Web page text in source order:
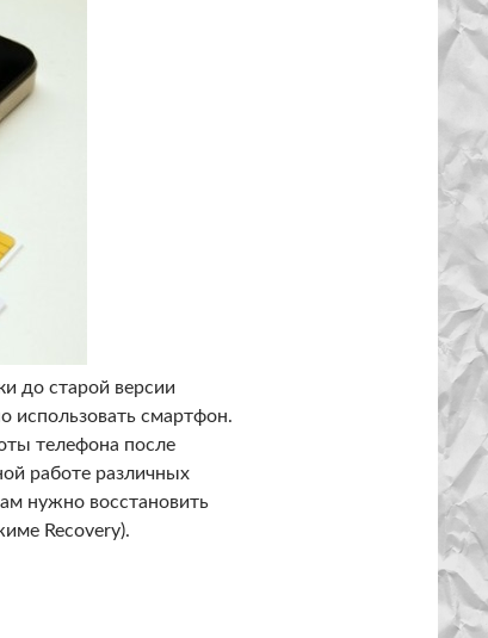
до старой версии
использовать смартфон.
телефона после
работе различных
нужно восстановить
Recovery).
Recovery?